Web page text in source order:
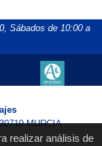
realizar análisis de
Sábados de 10:00 a
MURCIA